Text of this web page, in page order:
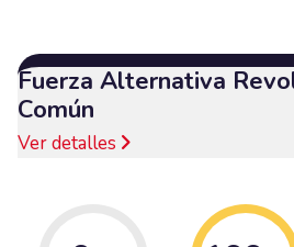
Fuerza Alternativa
Común
Ver detalles